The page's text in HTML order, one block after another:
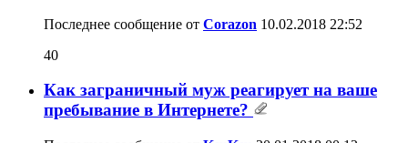
Последнее сообщение от Corazon 10.02.2018 22:52
40
Как заграничный муж реагирует на ваше
пребывание в Интернете?